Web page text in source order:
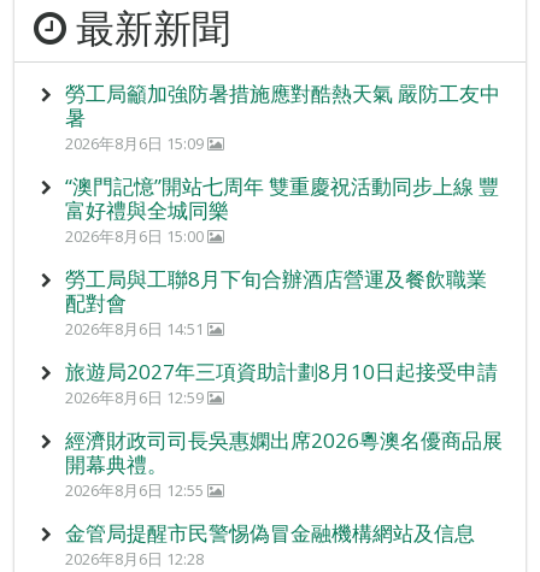
最新新聞
勞工局籲加強防暑措施應對酷熱天氣 嚴防工友中
暑
2026年8月6日 15:09
“澳門記憶”開站七周年 雙重慶祝活動同步上線 豐
富好禮與全城同樂
2026年8月6日 15:00
勞工局與工聯8月下旬合辦酒店營運及餐飲職業
配對會
2026年8月6日 14:51
旅遊局2027年三項資助計劃8月10日起接受申請
2026年8月6日 12:59
經濟財政司司長吳惠嫻出席2026粵澳名優商品展
開幕典禮。
2026年8月6日 12:55
金管局提醒市民警惕偽冒金融機構網站及信息
2026年8月6日 12:28